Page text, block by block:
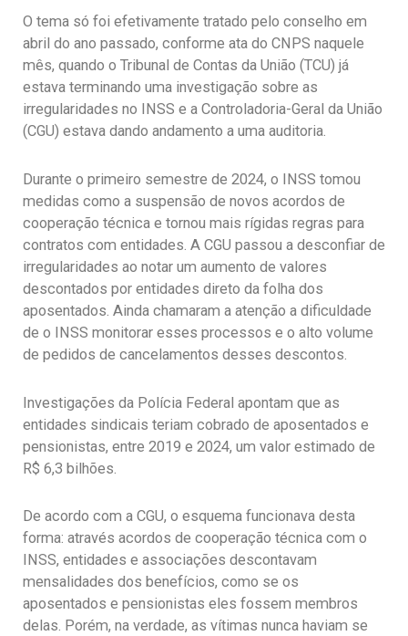
O tema só foi efetivamente tratado pelo conselho em
abril do ano passado, conforme ata do CNPS naquele
mês, quando o Tribunal de Contas da União (TCU) já
estava terminando uma investigação sobre as
irregularidades no INSS e a Controladoria-Geral da União
(CGU) estava dando andamento a uma auditoria.
Durante o primeiro semestre de 2024, o INSS tomou
medidas como a suspensão de novos acordos de
cooperação técnica e tornou mais rígidas regras para
contratos com entidades. A CGU passou a desconfiar de
irregularidades ao notar um aumento de valores
descontados por entidades direto da folha dos
aposentados. Ainda chamaram a atenção a dificuldade
de o INSS monitorar esses processos e o alto volume
de pedidos de cancelamentos desses descontos.
Investigações da Polícia Federal apontam que as
entidades sindicais teriam cobrado de aposentados e
pensionistas, entre 2019 e 2024, um valor estimado de
R$ 6,3 bilhões.
De acordo com a CGU, o esquema funcionava desta
forma: através acordos de cooperação técnica com o
INSS, entidades e associações descontavam
mensalidades dos benefícios, como se os
aposentados e pensionistas eles fossem membros
delas. Porém, na verdade, as vítimas nunca haviam se